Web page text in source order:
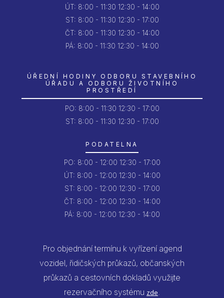
ÚT: 8:00 - 11:30 12:30 - 14:00
ST: 8:00 - 11:30 12:30 - 17:00
ČT: 8:00 - 11:30 12:30 - 14:00
PÁ: 8:00 - 11:30 12:30 - 14:00
ÚŘEDNÍ HODINY ODBORU STAVEBNÍHO
ÚŘADU A ODBORU ŽIVOTNÍHO
PROSTŘEDÍ
PO: 8:00 - 11:30 12:30 - 17:00
ST: 8:00 - 11:30 12:30 - 17:00
PODATELNA
PO: 8:00 - 12:00 12:30 - 17:00
ÚT: 8:00 - 12:00 12:30 - 14:00
ST: 8:00 - 12:00 12:30 - 17:00
ČT: 8:00 - 12:00 12:30 - 14:00
PÁ: 8:00 - 12:00 12:30 - 14:00
Pro objednání termínu k vyřízení agend
vozidel, řidičských průkazů, občanských
průkazů a cestovních dokladů využijte
rezervačního systému zde.